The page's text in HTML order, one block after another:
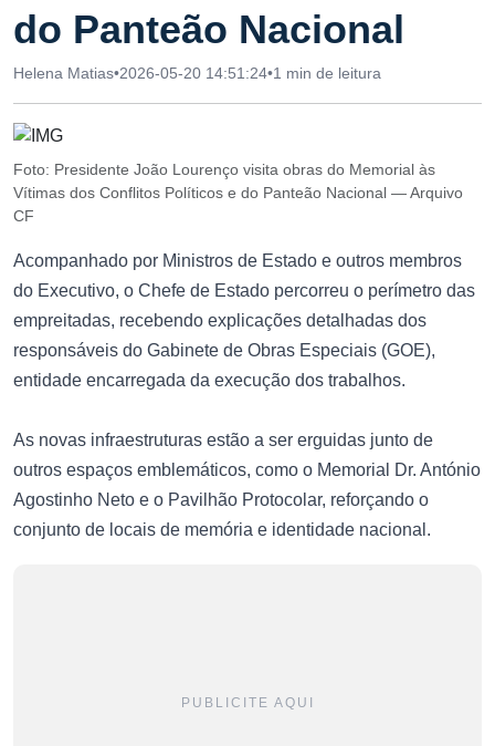
do Panteão Nacional
Helena Matias•2026-05-20 14:51:24•1 min de leitura
Foto: Presidente João Lourenço visita obras do Memorial às
Vítimas dos Conflitos Políticos e do Panteão Nacional — Arquivo
CF
Acompanhado por Ministros de Estado e outros membros
do Executivo, o Chefe de Estado percorreu o perímetro das
empreitadas, recebendo explicações detalhadas dos
responsáveis do Gabinete de Obras Especiais (GOE),
entidade encarregada da execução dos trabalhos.
As novas infraestruturas estão a ser erguidas junto de
outros espaços emblemáticos, como o Memorial Dr. António
Agostinho Neto e o Pavilhão Protocolar, reforçando o
conjunto de locais de memória e identidade nacional.
PUBLICITE AQUI